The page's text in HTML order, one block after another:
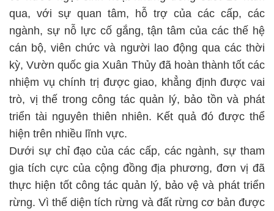
qua, với sự quan tâm, hỗ trợ của các cấp, các
ngành, sự nỗ lực cố gắng, tận tâm của các thế hệ
cán bộ, viên chức và người lao động qua các thời
kỳ, Vườn quốc gia Xuân Thủy đã hoàn thành tốt các
nhiệm vụ chính trị được giao, khẳng định được vai
trò, vị thế trong công tác quản lý, bảo tồn và phát
triển tài nguyên thiên nhiên. Kết quả đó được thể
hiện trên nhiều lĩnh vực.
Dưới sự chỉ đạo của các cấp, các ngành, sự tham
gia tích cực của cộng đồng địa phương, đơn vị đã
thực hiện tốt công tác quản lý, bảo vệ và phát triển
rừng. Vì thế diện tích rừng và đất rừng cơ bản được